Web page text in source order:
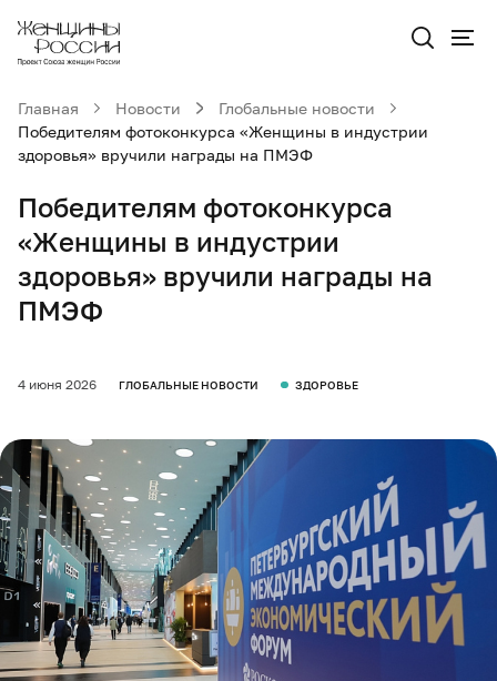
Главная Новости
Глобальные новости
Победителям фотоконкурса «Женщины в индустрии
здоровья» вручили награды на ПМЭФ
Победителям фотоконкурса
«Женщины в индустрии
здоровья» вручили награды на
ПМЭФ
4 июня 2026 ГЛОБАЛЬНЫЕ НОВОСТИ ЗДОРОВЬЕ